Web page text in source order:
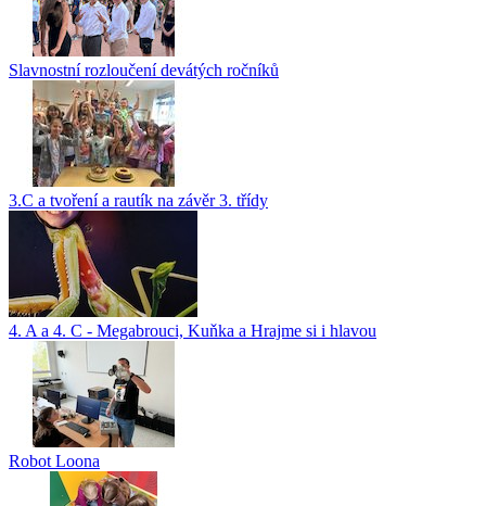
Slavnostní rozloučení devátých ročníků
3.C a tvoření a rautík na závěr 3. třídy
4. A a 4. C - Megabrouci, Kuňka a Hrajme si i hlavou
Robot Loona